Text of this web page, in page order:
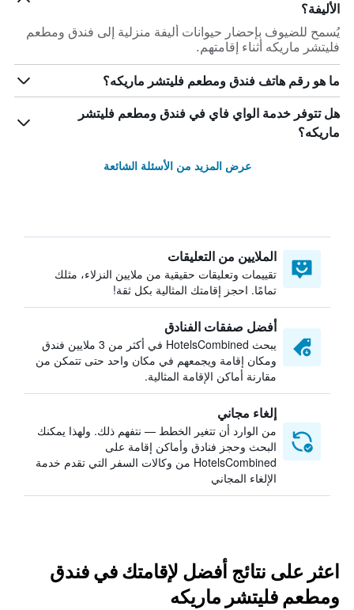
الأليفة؟
يُسمح للضيوف بإحضار حيوانات أليفة منزلية إلى فندق ومطعم
فليتشر ماريكه أثناء إقامتهم.
ما هو رقم هاتف فندق ومطعم فليتشر ماريكه؟
هل تتوفر خدمة الواي فاي في فندق ومطعم فليتشر
ماريكه؟
عرض المزيد من الأسئلة الشائعة
الملايين من التعليقات
تقييمات وتعليقات حقيقية من ملايين النزلاء، مثلك
تمامًا. احجز إقامتك المثالية بكل ثقة!
أفضل صفقات الفنادق
يبحث HotelsCombined في أكثر من 3 ملايين فندق
ومكان إقامة ويجمعهم في مكان واحد حتى تتمكن من
مقارنة أماكن الإقامة المثالية.
إلغاء مجاني
من الوارد أن تتغير الخطط — نتفهم ذلك. ولهذا يمكنك
البحث وحجز فنادق وأماكن إقامة على
HotelsCombined من وكالات السفر التي تقدم خدمة
الإلغاء المجاني
اعثر على نتائج أفضل لإقامتك في فندق
ومطعم فليتشر ماريكه